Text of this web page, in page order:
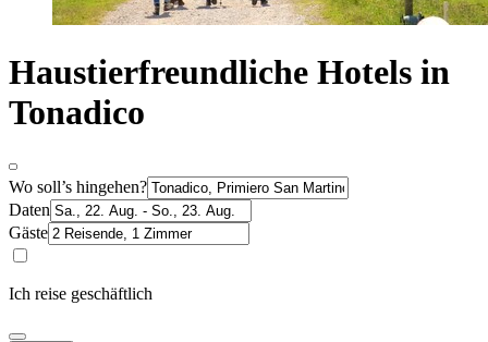
Haustierfreundliche Hotels in
Tonadico
Wo soll’s hingehen?
Daten
Gäste
Ich reise geschäftlich